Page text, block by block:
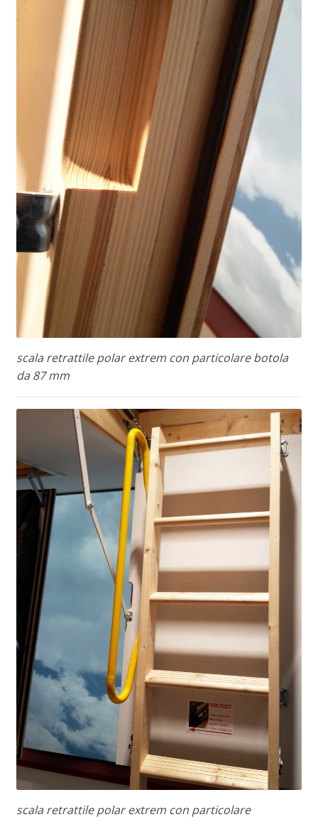
scala retrattile polar extrem con particolare botola
da 87 mm
scala retrattile polar extrem con particolare